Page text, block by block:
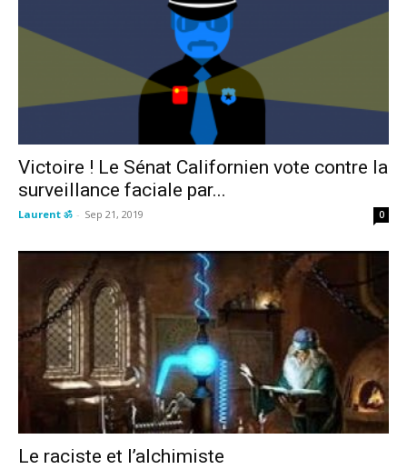
Victoire ! Le Sénat Californien vote contre la
surveillance faciale par...
Laurent ॐ - Sep 21, 2019 0
Le raciste et l’alchimiste